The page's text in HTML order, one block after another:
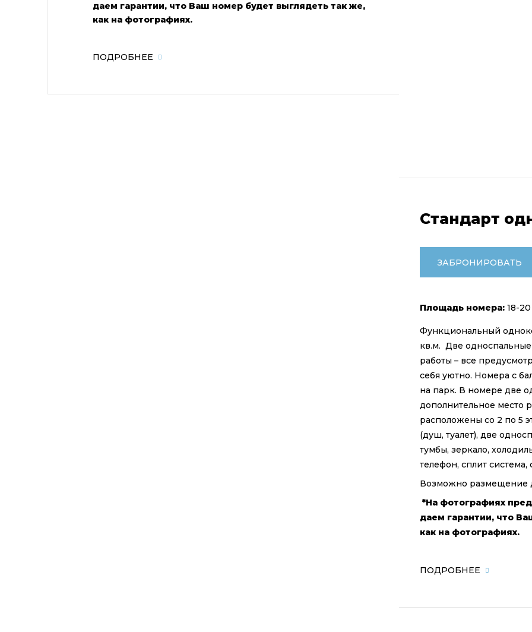
даем гарантии, что Ваш номер будет выглядеть так же,
как на фотографиях.
ПОДРОБНЕЕ
Стандарт
ЗАБРОНИРОВАТЬ
Площадь номера: 18-
Функциональный
кв.м. Две односпальные
работы – все
себя уютно. Номера с
на парк. В номере две
дополнительное место
расположены со 2 по 5
(душ, туалет), две
тумбы, зеркало,
телефон, сплит система,
Возможно размещение
*На фотографиях
даем гарантии, что
как на фотографиях.
ПОДРОБНЕЕ